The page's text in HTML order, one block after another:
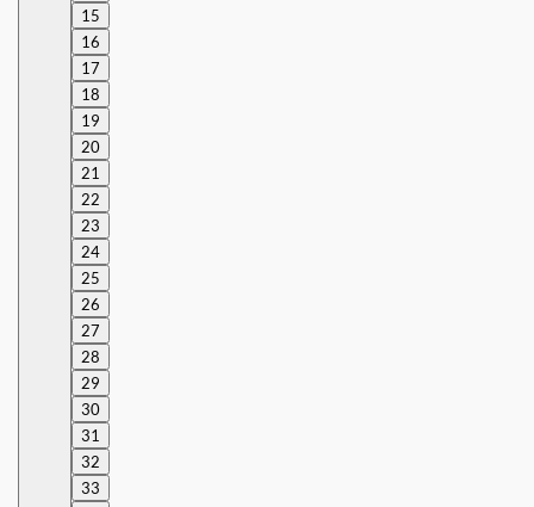
15
16
17
18
19
20
21
22
23
24
25
26
27
28
29
30
31
32
33